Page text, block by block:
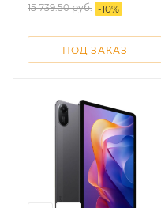
15 739.50руб. -10%
ПОД ЗАКАЗ